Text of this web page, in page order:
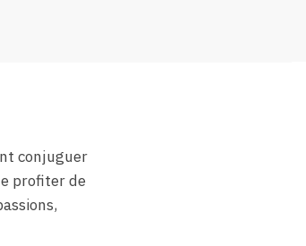
conjuguer
profiter de